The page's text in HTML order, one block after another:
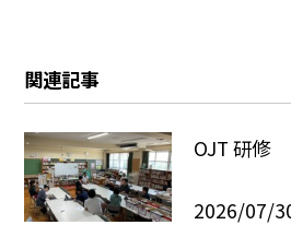
関連記事
OJT 研修
2026/07/